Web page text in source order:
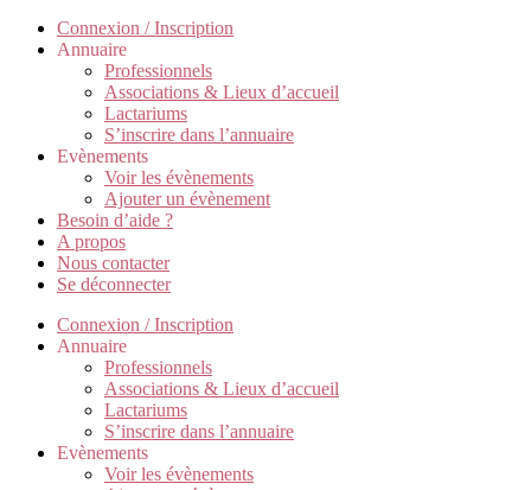
Connexion / Inscription
Annuaire
Professionnels
Associations & Lieux d’accueil
Lactariums
S’inscrire dans l’annuaire
Evènements
Voir les évènements
Ajouter un évènement
Besoin d’aide ?
A propos
Nous contacter
Se déconnecter
Connexion / Inscription
Annuaire
Professionnels
Associations & Lieux d’accueil
Lactariums
S’inscrire dans l’annuaire
Evènements
Voir les évènements